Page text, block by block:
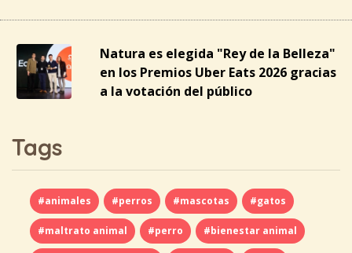
Natura es elegida "Rey de la Belleza"
en los Premios Uber Eats 2026 gracias
a la votación del público
Tags
#animales #perros #mascotas #gatos
#maltrato animal #perro #bienestar animal